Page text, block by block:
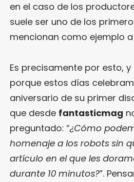
en el caso de los
suele ser uno de los
mencionan como ejemplo
Es precisamente por esto,
porque estos días
aniversario de su primer
que desde fantasticmag
preguntado: “¿Cómo
homenaje a los robots sin
artículo en el que les
durante 10 minutos?”.